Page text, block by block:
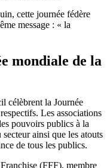
cette journée fédère
message : « la
mondiale de la
célèbrent la Journée
Les associations
pouvoirs publics à la
ainsi que les atouts
de tous les publics.
(FFF), membre